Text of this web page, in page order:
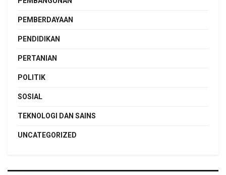
PEMBERDAYAAN
PENDIDIKAN
PERTANIAN
POLITIK
SOSIAL
TEKNOLOGI DAN SAINS
UNCATEGORIZED